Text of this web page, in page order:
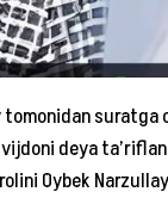
suratga
deya
Oybek